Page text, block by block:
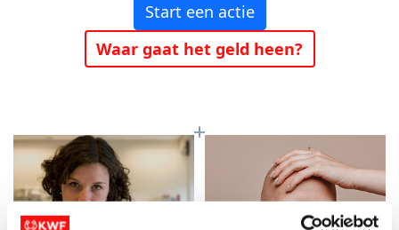
Start een actie
Waar gaat het geld heen?